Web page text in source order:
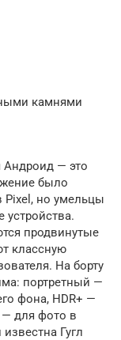
камнями
Андроид — это
было
но умельцы
устройства.
продвинутые
классную
На борту
портретный —
фона, HDR+ —
для фото в
Гугл